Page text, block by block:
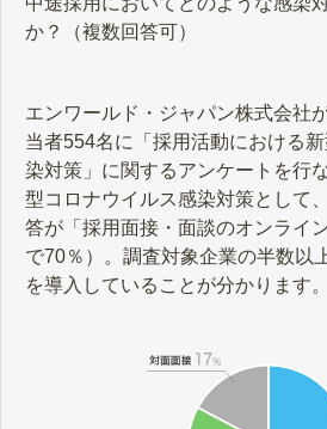
か？（複数回答可）
エンワールド・ジャパン株式会社
当者554名に「採用活動における
染対策」に関するアンケートを行
型コロナウイルス感染対策として
答が「採用面接・面談のオンライ
で70％）。調査対象企業の半数以
を導入していることが分かります。